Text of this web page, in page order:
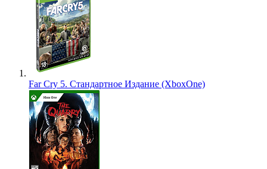
Far Cry 5. Стандартное Издание (XboxOne)